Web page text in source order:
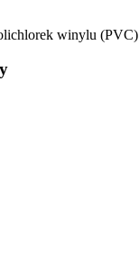
winylu (PVC)